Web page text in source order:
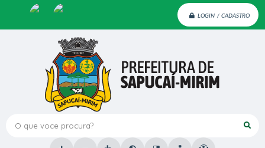
LOGIN / CADASTRO
O que voce procura?